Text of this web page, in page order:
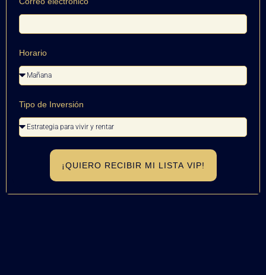
Horario
Tipo de Inversión
¡QUIERO RECIBIR MI LISTA VIP!